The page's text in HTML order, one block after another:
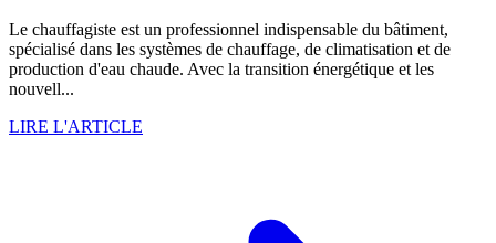
Le chauffagiste est un professionnel indispensable du bâtiment,
spécialisé dans les systèmes de chauffage, de climatisation et de
production d'eau chaude. Avec la transition énergétique et les
nouvell...
LIRE L'ARTICLE